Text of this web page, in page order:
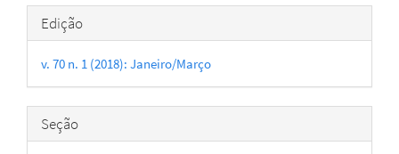
Detalhes
do
artigo
Edição
v. 70 n. 1 (2018): Janeiro/Março
Seção